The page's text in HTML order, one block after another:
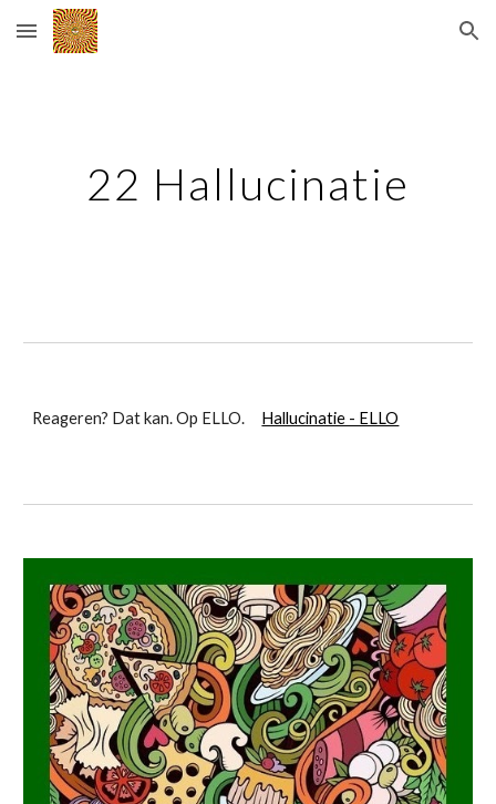
Skip to main content Skip to navigation
22 Hallucinatie
Reageren? Dat kan. Op ELLO. Hallucinatie - ELLO